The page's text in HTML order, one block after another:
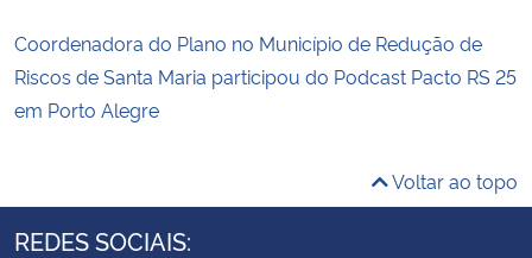
Coordenadora do Plano no Município de Redução de
Riscos de Santa Maria participou do Podcast Pacto RS 25
em Porto Alegre
Voltar ao topo
REDES SOCIAIS: